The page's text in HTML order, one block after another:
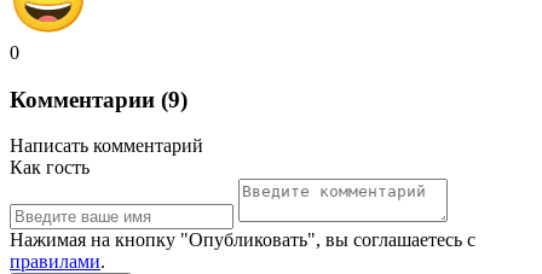
0
Комментарии (9)
Написать комментарий
Как гость
Нажимая на кнопку "Опубликовать", вы соглашаетесь с
правилами.